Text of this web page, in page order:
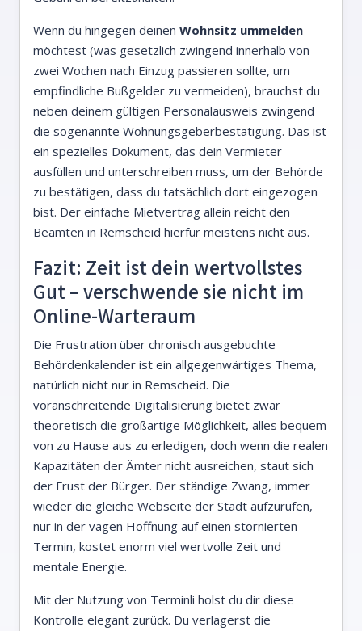
Wenn du hingegen deinen Wohnsitz ummelden
möchtest (was gesetzlich zwingend innerhalb von
zwei Wochen nach Einzug passieren sollte, um
empfindliche Bußgelder zu vermeiden), brauchst du
neben deinem gültigen Personalausweis zwingend
die sogenannte Wohnungsgeberbestätigung. Das ist
ein spezielles Dokument, das dein Vermieter
ausfüllen und unterschreiben muss, um der Behörde
zu bestätigen, dass du tatsächlich dort eingezogen
bist. Der einfache Mietvertrag allein reicht den
Beamten in Remscheid hierfür meistens nicht aus.
Fazit: Zeit ist dein wertvollstes
Gut – verschwende sie nicht im
Online-Warteraum
Die Frustration über chronisch ausgebuchte
Behördenkalender ist ein allgegenwärtiges Thema,
natürlich nicht nur in Remscheid. Die
voranschreitende Digitalisierung bietet zwar
theoretisch die großartige Möglichkeit, alles bequem
von zu Hause aus zu erledigen, doch wenn die realen
Kapazitäten der Ämter nicht ausreichen, staut sich
der Frust der Bürger. Der ständige Zwang, immer
wieder die gleiche Webseite der Stadt aufzurufen,
nur in der vagen Hoffnung auf einen stornierten
Termin, kostet enorm viel wertvolle Zeit und
mentale Energie.
Mit der Nutzung von Terminli holst du dir diese
Kontrolle elegant zurück. Du verlagerst die